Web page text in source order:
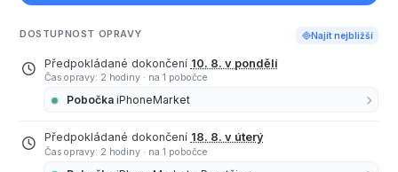
DOSTUPNOST OPRAVY Najít nejbližší
Předpokládané dokončení 10. 8. v pondělí
Čas opravy: 2 hodiny · na 1 pobočce
Pobočka iPhoneMarket
Předpokládané dokončení 18. 8. v úterý
Čas opravy: 2 hodiny · na 1 pobočce